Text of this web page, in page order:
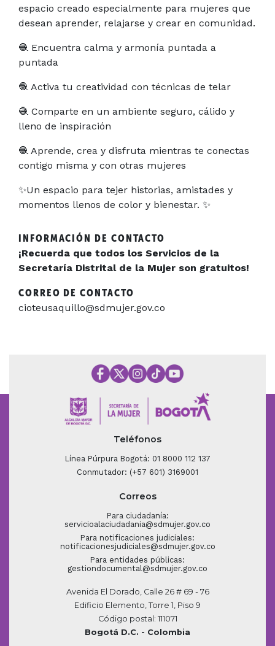
espacio creado especialmente para mujeres que
desean aprender, relajarse y crear en comunidad.
🧶 Encuentra calma y armonía puntada a
puntada
🧶 Activa tu creatividad con técnicas de telar
🧶 Comparte en un ambiente seguro, cálido y
lleno de inspiración
🧶 Aprende, crea y disfruta mientras te conectas
contigo misma y con otras mujeres
✨Un espacio para tejer historias, amistades y
momentos llenos de color y bienestar. ✨
INFORMACIÓN DE CONTACTO
¡Recuerda que todos los Servicios de la
Secretaría Distrital de la Mujer son gratuitos!
CORREO DE CONTACTO
cioteusaquillo@sdmujer.gov.co
Teléfonos
Línea Púrpura Bogotá: 01 8000 112 137
Conmutador: (+57 601) 3169001
Correos
Para ciudadanía:
servicioalaciudadania@sdmujer.gov.co
Para notificaciones judiciales:
notificacionesjudiciales@sdmujer.gov.co
Para entidades públicas:
gestiondocumental@sdmujer.gov.co
Avenida El Dorado, Calle 26 # 69 - 76
Edificio Elemento, Torre 1, Piso 9
Código postal: 111071
Bogotá D.C. - Colombia